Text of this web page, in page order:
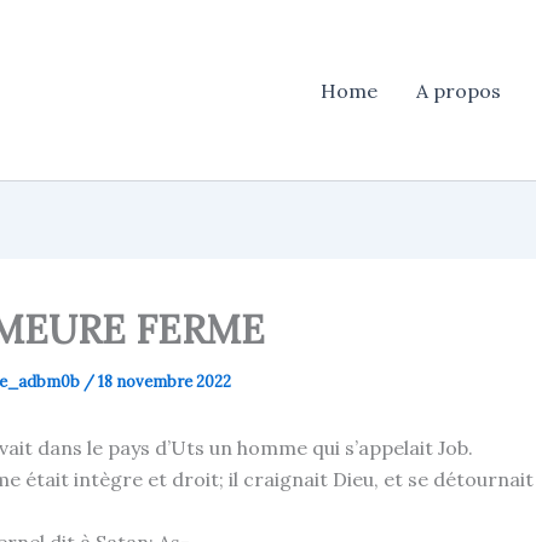
Home A propos
FERME
/18 novembre 2022
dans le pays d’Uts un homme qui s’appelait Job.
était intègre et droit; il craignait Dieu, et se détournait